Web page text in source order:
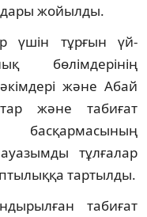
жойылды.
үшін тұрғын үй-
бөлімдерінің
және Абай
және табиғат
тұлғалар
тартылды.
табиғат